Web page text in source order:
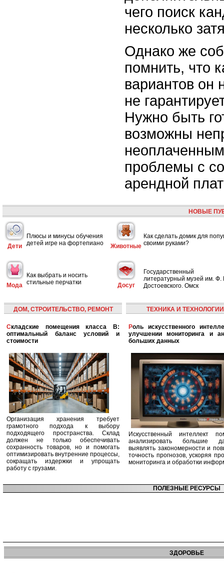
чего поиск
несколько
Однако же
помнить, что
вариантов он
не
Нужно быть
возможны
проблемы с
арендной
НОВЫЕ
Дети
Плюсы и минусы обучения
детей игре на фортепиано
Животные
Как сделать домик для
своими руками?
Мода
Как выбрать и носить
стильные перчатки
Досуг
Государственный
литературный музей им. Ф.
Достоевского. Омск
ДОМ, СТРОИТЕЛЬСТВО, РЕМОНТ
Складские помещения класса B:
оптимальный баланс условий и
стоимости
Организация хранения требует
грамотного подхода к выбору
подходящего пространства. Склад
должен не только обеспечивать
сохранность товаров, но и помогать
оптимизировать внутренние процессы,
сокращать издержки и упрощать
работу с грузами.
ТЕХНИКА И ТЕХНОЛОГИИ
Роль искусственного интеллекта в
улучшении мониторинга и
больших данных
Искусственный интеллект
анализировать большие
выявлять закономерности и
точность прогнозов, ускоряя
мониторинга и обработки
ПОЛЕЗНЫЕ РЕСУРСЫ
ЗДОРОВЬЕ